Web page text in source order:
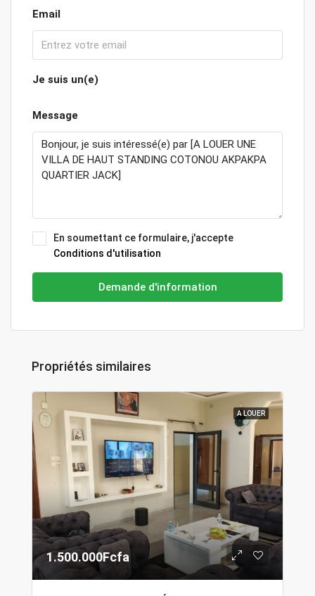
Email
Je suis un(e)
Message
En soumettant ce formulaire, j'accepte
Conditions d'utilisation
Demande d'information
Propriétés similaires
A LOUER
1.500.000Fcfa